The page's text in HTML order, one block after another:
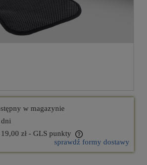
w magazynie
dni
zł - GLS punkty
kosztów płatności
sprawdź formy dostawy